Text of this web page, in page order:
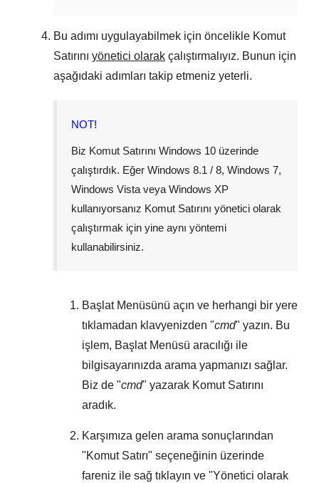
Bu adımı uygulayabilmek için öncelikle Komut
Satırını yönetici olarak çalıştırmalıyız. Bunun için
aşağıdaki adımları takip etmeniz yeterli.
NOT!
Biz Komut Satırını Windows 10 üzerinde
çalıştırdık. Eğer Windows 8.1 / 8, Windows 7,
Windows Vista veya Windows XP
kullanıyorsanız Komut Satırını yönetici olarak
çalıştırmak için yine aynı yöntemi
kullanabilirsiniz.
Başlat Menüsünü açın ve herhangi bir yere
tıklamadan klavyenizden "cmd" yazın. Bu
işlem, Başlat Menüsü aracılığı ile
bilgisayarınızda arama yapmanızı sağlar.
Biz de "cmd" yazarak Komut Satırını
aradık.
Karşımıza gelen arama sonuçlarından
"Komut Satırı" seçeneğinin üzerinde
fareniz ile sağ tıklayın ve "Yönetici olarak